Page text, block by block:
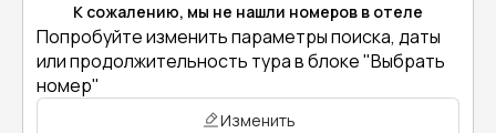
К сожалению, мы не нашли номеров в отеле
Попробуйте изменить параметры поиска, даты
или продолжительность тура в блоке "Выбрать
номер"
Изменить